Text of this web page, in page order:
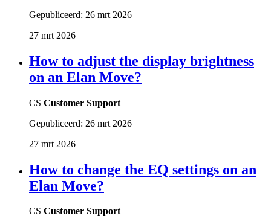
Gepubliceerd: 26 mrt 2026
27 mrt 2026
How to adjust the display brightness
on an Elan Move?
CS Customer Support
Gepubliceerd: 26 mrt 2026
27 mrt 2026
How to change the EQ settings on an
Elan Move?
CS Customer Support